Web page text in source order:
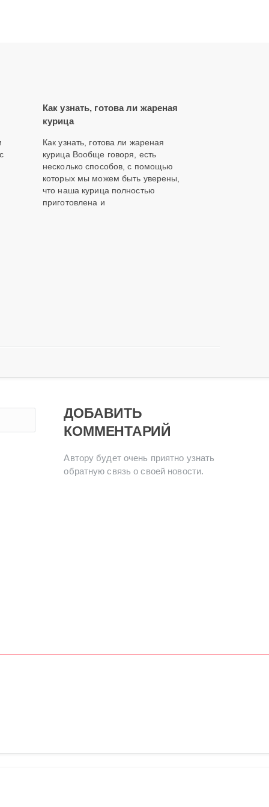
Как узнать, готова ли жареная
курица
Как узнать, готова ли жареная
курица Вообще говоря, есть
несколько способов, с помощью
которых мы можем быть уверены,
что наша курица полностью
приготовлена и
ДОБАВИТЬ
КОММЕНТАРИЙ
Автору будет очень приятно узнать
обратную связь о своей новости.